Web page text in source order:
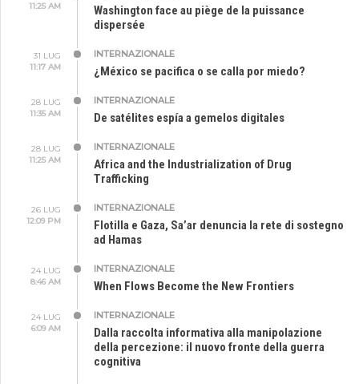
11:25 AM
Washington face au piège de la puissance
dispersée
31 LUG
11:17 AM
INTERNAZIONALE
¿México se pacifica o se calla por miedo?
28 LUG
11:35 AM
INTERNAZIONALE
De satélites espía a gemelos digitales
28 LUG
11:25 AM
INTERNAZIONALE
Africa and the Industrialization of Drug
Trafficking
26 LUG
12:09 PM
INTERNAZIONALE
Flotilla e Gaza, Sa’ar denuncia la rete di sostegno
ad Hamas
24 LUG
8:46 AM
INTERNAZIONALE
When Flows Become the New Frontiers
24 LUG
6:09 AM
INTERNAZIONALE
Dalla raccolta informativa alla manipolazione
della percezione: il nuovo fronte della guerra
cognitiva